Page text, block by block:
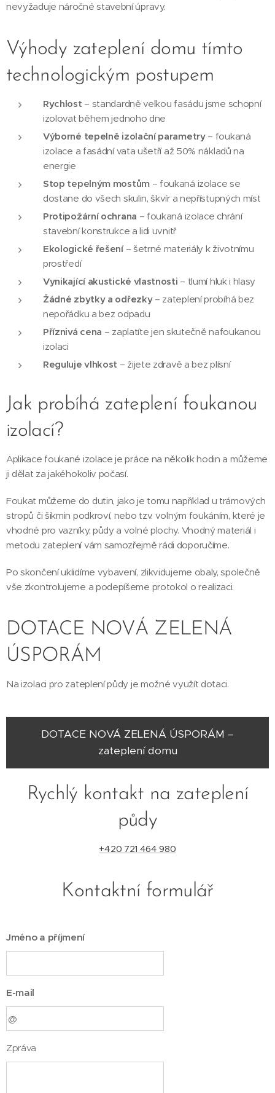
nevyžaduje náročné stavební úpravy.
Výhody zateplení domu tímto
technologickým postupem
Rychlost – standardně velkou fasádu jsme schopní
izolovat během jednoho dne
Výborné tepelně izolační parametry– foukaná
izolace a fasádní vata ušetří až 50% nákladů na
energie
Stop tepelným mostům– foukaná izolace se
dostane do všech skulin, škvír a nepřístupných míst
Protipožární ochrana – foukaná izolace chrání
stavební konstrukce a lidi uvnitř
Ekologické řešení– šetrné materiály k životnímu
prostředí
Vynikající akustické vlastnosti – tlumí hluk i hlasy
Žádné zbytky a odřezky– zateplení probíhá bez
nepořádku a bez odpadu
Příznivá cena – zaplatíte jen skutečně nafoukanou
izolaci
Reguluje vlhkost – žijete zdravě a bez plísní
Jak probíhá zateplení foukanou
izolací?
Aplikace foukané izolace je práce na několik hodin a můžeme
ji dělat za jakéhokoliv počasí.
Foukat můžeme do dutin, jako je tomu například u trámových
stropů či šikmin podkroví, nebo tzv. volným foukáním, které je
vhodné pro vazníky, půdy a volné plochy. Vhodný materiál i
metodu zateplení vám samozřejmě rádi doporučíme.
Po skončení uklidíme vybavení, zlikvidujeme obaly, společně
vše zkontrolujeme a podepíšeme protokol o realizaci.
DOTACE NOVÁ ZELENÁ
ÚSPORÁM
Na izolaci pro zateplení půdy je možné využít dotaci.
DOTACE NOVÁ ZELENÁ ÚSPORÁM –
zateplení domu
Rychlý kontakt na zateplení
půdy
+420 721 464 980
Kontaktní formulář
Jméno a příjmení
E-mail
Zpráva